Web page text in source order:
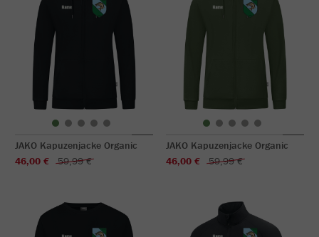
JAKO Kapuzenjacke Organic
46,00 €
59,99 €
JAKO Kapuzenjacke Organic
46,00 €
59,99 €